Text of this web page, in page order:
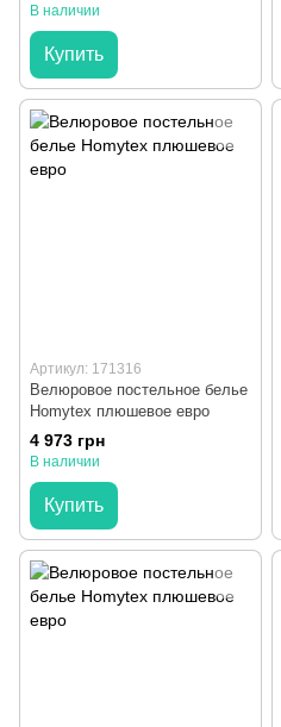
В наличии
Купить
Артикул: 171316
Велюровое постельное белье
Homytex плюшевое евро
4 973 грн
В наличии
Купить